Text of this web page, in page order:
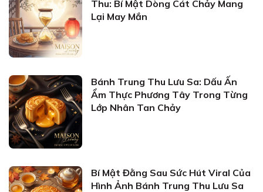
Thu: Bí Mật Dòng Cát Chảy Mang
Lại May Mắn
Bánh Trung Thu Lưu Sa: Dấu Ấn
Ẩm Thực Phương Tây Trong Từng
Lớp Nhân Tan Chảy
Bí Mật Đằng Sau Sức Hút Viral Của
Hình Ảnh Bánh Trung Thu Lưu Sa